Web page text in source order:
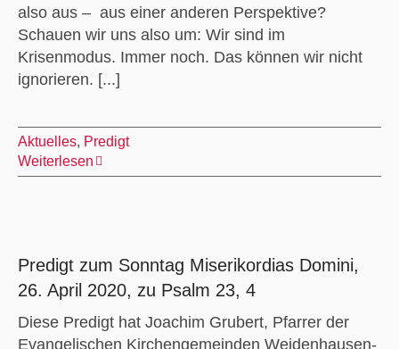
also aus – aus einer anderen Perspektive?
Schauen wir uns also um: Wir sind im
Krisenmodus. Immer noch. Das können wir nicht
ignorieren. [...]
Aktuelles, Predigt
Weiterlesen
Predigt zum Sonntag Miserikordias Domini,
26. April 2020, zu Psalm 23, 4
Diese Predigt hat Joachim Grubert, Pfarrer der
Evangelischen Kirchengemeinden Weidenhausen-